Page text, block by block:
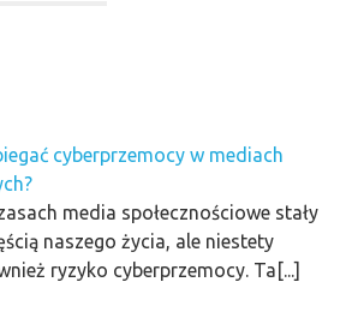
cyberprzemocy w mediach
media społecznościowe stały
naszego życia, ale niestety
ryzyko cyberprzemocy. Ta[...]